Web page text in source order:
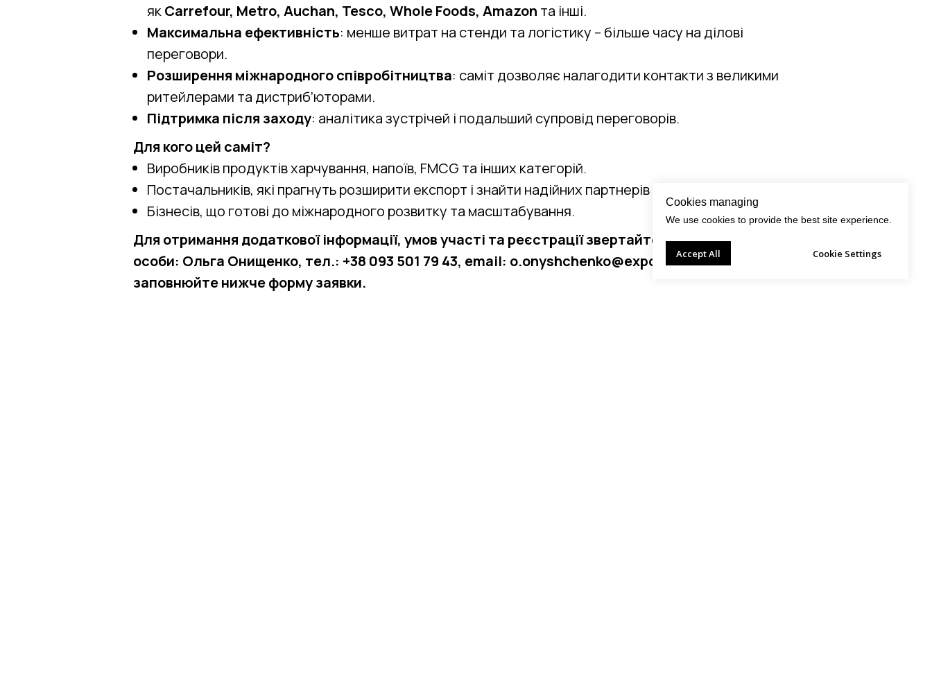
Cookies managing
We use cookies to provide the best site experience.
Accept All Cookie Settings
якCarrefour, Metro, Auchan, Tesco, Whole Foods, Amazon та інші.
Максимальна ефективність: менше витрат на стенди та логістику – більше часу на ділові
переговори.
Розширення міжнародного співробітництва: саміт дозволяє налагодити контакти з великими
ритейлерами та дистриб’юторами.
Підтримка після заходу: аналітика зустрічей і подальший супровід переговорів.
Для кого цей саміт?
Виробників продуктів харчування, напоїв, FMCG та інших категорій.
Постачальників, які прагнуть розширити експорт і знайти надійних партнерів у Європі та США.
Бізнесів, що готові до міжнародного розвитку та масштабування.
Для отримання додаткової інформації, умов участі та реєстрації звертайтеся до контактної
особи: Ольга Онищенко, тел.: +38 093 501 79 43, email: o.onyshchenko@export.kyiv.ua або
заповнюйте нижче форму заявки.